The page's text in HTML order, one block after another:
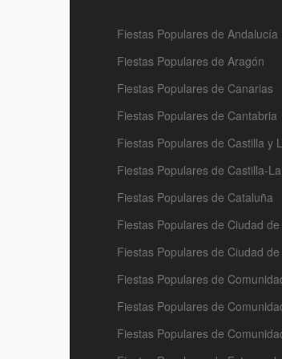
Fiestas Populares de Andalucía
Fiestas Populares de Aragón
Fiestas Populares de Canarias
Fiestas Populares de Cantabria
Fiestas Populares de Castilla y
Fiestas Populares de Castilla-
Fiestas Populares de Cataluña
Fiestas Populares de Ciudad
Fiestas Populares de Ciudad
Fiestas Populares de
Fiestas Populares de
Fiestas Populares de